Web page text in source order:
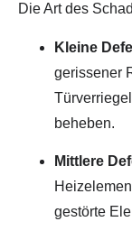
Die Art des
Kleine
gerissener
beheben.
Mittlere
gestörte